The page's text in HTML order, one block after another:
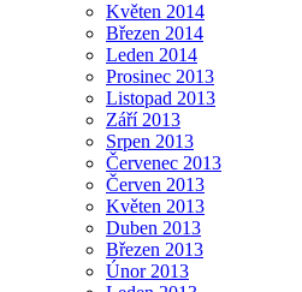
Květen 2014
Březen 2014
Leden 2014
Prosinec 2013
Listopad 2013
Září 2013
Srpen 2013
Červenec 2013
Červen 2013
Květen 2013
Duben 2013
Březen 2013
Únor 2013